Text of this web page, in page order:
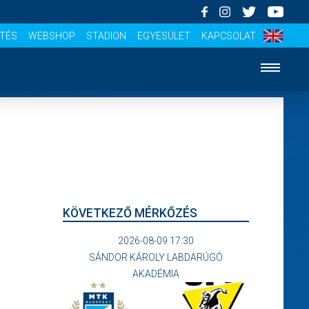
WEBSHOP STADION EGYESÜLET KAPCSOLAT
KÖVETKEZŐ MÉRKŐZÉS
2026-08-09 17:30
SÁNDOR KÁROLY LABDARÚGÓ
AKADÉMIA